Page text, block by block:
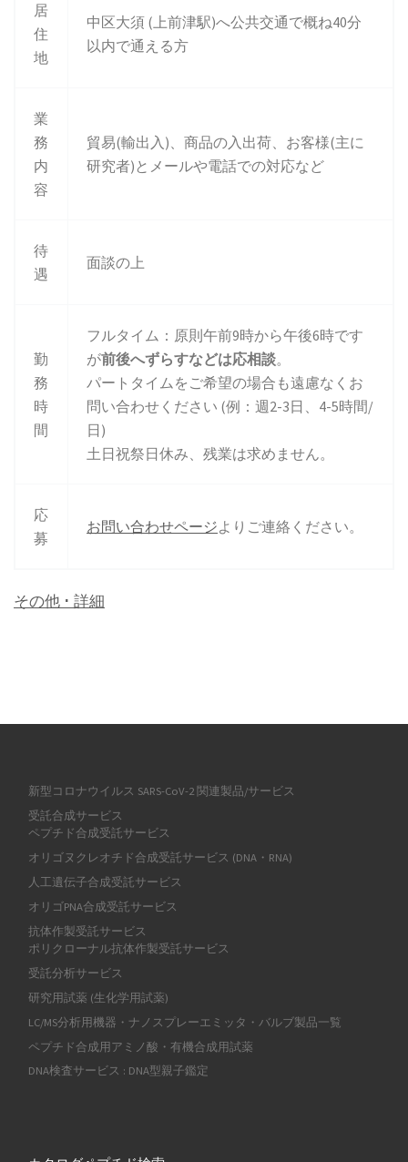
居
住
地
中区大須 (上前津駅)へ公共交通で概ね40分
以内で通える方
業
務
内
容
貿易(輸出入)、商品の入出荷、お客様(主に
研究者)とメールや電話での対応など
待
遇
面談の上
勤
務
時
間
フルタイム：原則午前9時から午後6時です
が前後へずらすなどは応相談。
パートタイムをご希望の場合も遠慮なくお
問い合わせください (例：週2-3日、4-5時間/
日)
土日祝祭日休み、残業は求めません。
応
募
お問い合わせページよりご連絡ください。
その他 ･ 詳細
新型コロナウイルス SARS-CoV-2 関連製品/サービス
受託合成サービス
ペプチド合成受託サービス
オリゴヌクレオチド合成受託サービス (DNA・RNA)
人工遺伝子合成受託サービス
オリゴPNA合成受託サービス
抗体作製受託サービス
ポリクローナル抗体作製受託サービス
受託分析サービス
研究用試薬 (生化学用試薬)
LC/MS分析用機器・ナノスプレーエミッタ・バルブ製品一覧
ペプチド合成用アミノ酸・有機合成用試薬
DNA検査サービス : DNA型親子鑑定